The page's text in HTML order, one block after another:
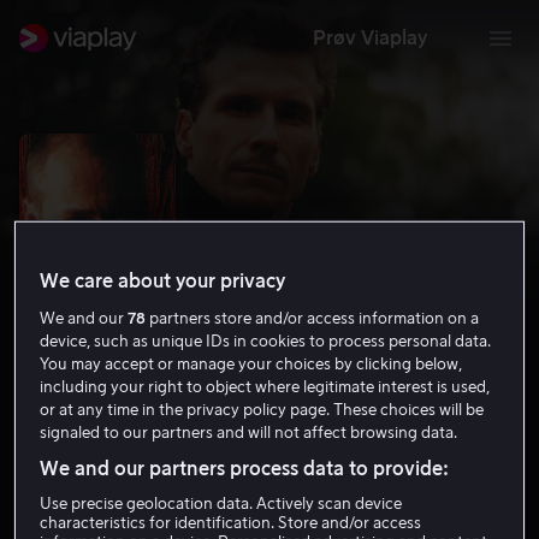
Prøv Viaplay
Beck - The money man
6.5 Krim Thriller 1998 1 t 26 min 15 år
We care about your privacy
We and our78 partners store and/or access information on a
device, such as unique IDs in cookies to process personal data.
You may accept or manage your choices by clicking below,
including your right to object where legitimate interest is used,
or at any time in the privacy policy page. These choices will be
signaled to our partners and will not affect browsing data.
We and our partners process data to provide:
Use precise geolocation data. Actively scan device
characteristics for identification. Store and/or access